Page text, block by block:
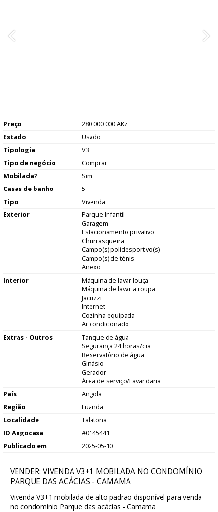
Preço
280 000 000 AKZ
Estado
Usado
Tipologia
V3
Tipo de negócio
Comprar
Mobilada?
Sim
Casas de banho
5
Tipo
Vivenda
Exterior
Parque Infantil
Garagem
Estacionamento privativo
Churrasqueira
Campo(s) polidesportivo(s)
Campo(s) de ténis
Anexo
Interior
Máquina de lavar louça
Máquina de lavar a roupa
Jacuzzi
Internet
Cozinha equipada
Ar condicionado
Extras - Outros
Tanque de água
Segurança 24 horas/dia
Reservatório de água
Ginásio
Gerador
Área de serviço/Lavandaria
País
Angola
Região
Luanda
Localidade
Talatona
ID Angocasa
#0145441
Publicado em
2025-05-10
VENDER: VIVENDA V3+1 MOBILADA NO CONDOMÍNIO
PARQUE DAS ACÁCIAS - CAMAMA
Vivenda V3+1 mobilada de alto padrão disponível para venda
no condomínio Parque das acácias - Camama